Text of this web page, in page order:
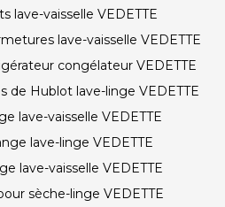
lave-vaisselle VEDETTE
lave-vaisselle VEDETTE
congélateur VEDETTE
de Hublot lave-linge VEDETTE
lave-vaisselle VEDETTE
lave-linge VEDETTE
lave-vaisselle VEDETTE
sèche-linge VEDETTE